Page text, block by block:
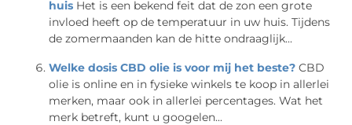
huis Het is een bekend feit dat de zon een grote
invloed heeft op de temperatuur in uw huis. Tijdens
de zomermaanden kan de hitte ondraaglijk...
Welke dosis CBD olie is voor mij het beste? CBD
olie is online en in fysieke winkels te koop in allerlei
merken, maar ook in allerlei percentages. Wat het
merk betreft, kunt u googelen...